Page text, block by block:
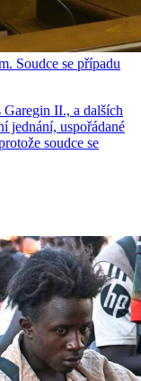
Soudce se případu
II., a dalších
jednání, uspořádané
soudce se